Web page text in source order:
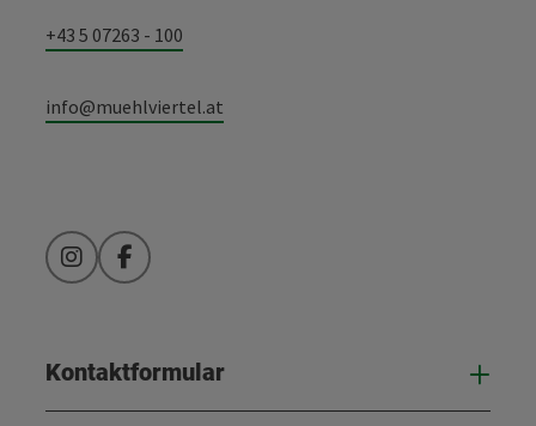
+43 5 07263 - 100
info@muehlviertel.at
InstagramFacebook
Kontaktformular